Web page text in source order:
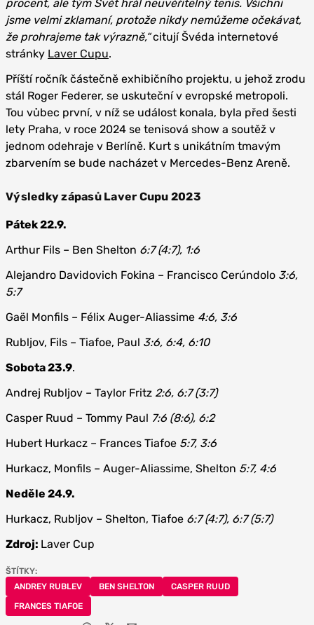
procent, ale tým Svět hrál neuvěřitelný tenis. Všichni
jsme velmi zklamaní, protože nikdy nemůžeme očekávat,
že prohrajeme tak výrazně,“citují Švéda internetové
stránky Laver Cupu.
Příští ročník částečně exhibičního projektu, u jehož zrodu
stál Roger Federer, se uskuteční v evropské metropoli.
Tou vůbec první, v níž se událost konala, byla před šesti
lety Praha, v roce 2024 se tenisová show a soutěž v
jednom odehraje v Berlíně. Kurt s unikátním tmavým
zbarvením se bude nacházet v Mercedes-Benz Areně.
Výsledky zápasů Laver Cupu 2023
Pátek 22.9.
Arthur Fils – Ben Shelton 6:7 (4:7), 1:6
Alejandro Davidovich Fokina – Francisco Cerúndolo 3:6,
5:7
Gaël Monfils – Félix Auger-Aliassime 4:6, 3:6
Rubljov, Fils – Tiafoe, Paul 3:6, 6:4, 6:10
Sobota 23.9.
Andrej Rubljov – Taylor Fritz 2:6, 6:7 (3:7)
Casper Ruud – Tommy Paul 7:6 (8:6), 6:2
Hubert Hurkacz – Frances Tiafoe 5:7, 3:6
Hurkacz, Monfils – Auger-Aliassime, Shelton 5:7, 4:6
Neděle 24.9.
Hurkacz, Rubljov – Shelton, Tiafoe 6:7 (4:7), 6:7 (5:7)
Zdroj: Laver Cup
ŠTÍTKY:
ANDREY RUBLEV
BEN SHELTON
CASPER RUUD
FRANCES TIAFOE